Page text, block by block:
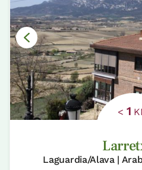
< 1
Laguardia/Alava |